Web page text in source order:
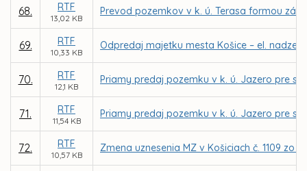
68. RTF
13,02 KB
Prevod pozemkov v k. ú. Terasa formou
69. RTF
10,33 KB
Odpredaj majetku mesta Košice – el.
70. RTF
12,1 KB
Priamy predaj pozemku v k. ú. Jazero pre
71. RTF
11,54 KB
Priamy predaj pozemku v k. ú. Jazero pre
72. RTF
10,57 KB
Zmena uznesenia MZ v Košiciach č. 1109 zo